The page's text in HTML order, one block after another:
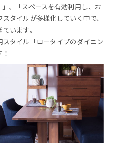
、「スペースを有効利用し、お
タイルが多様化していく中で、
います。
タイル「ロータイプのダイニン